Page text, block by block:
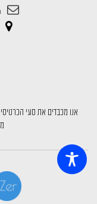
אנו מכבדים את סוגי